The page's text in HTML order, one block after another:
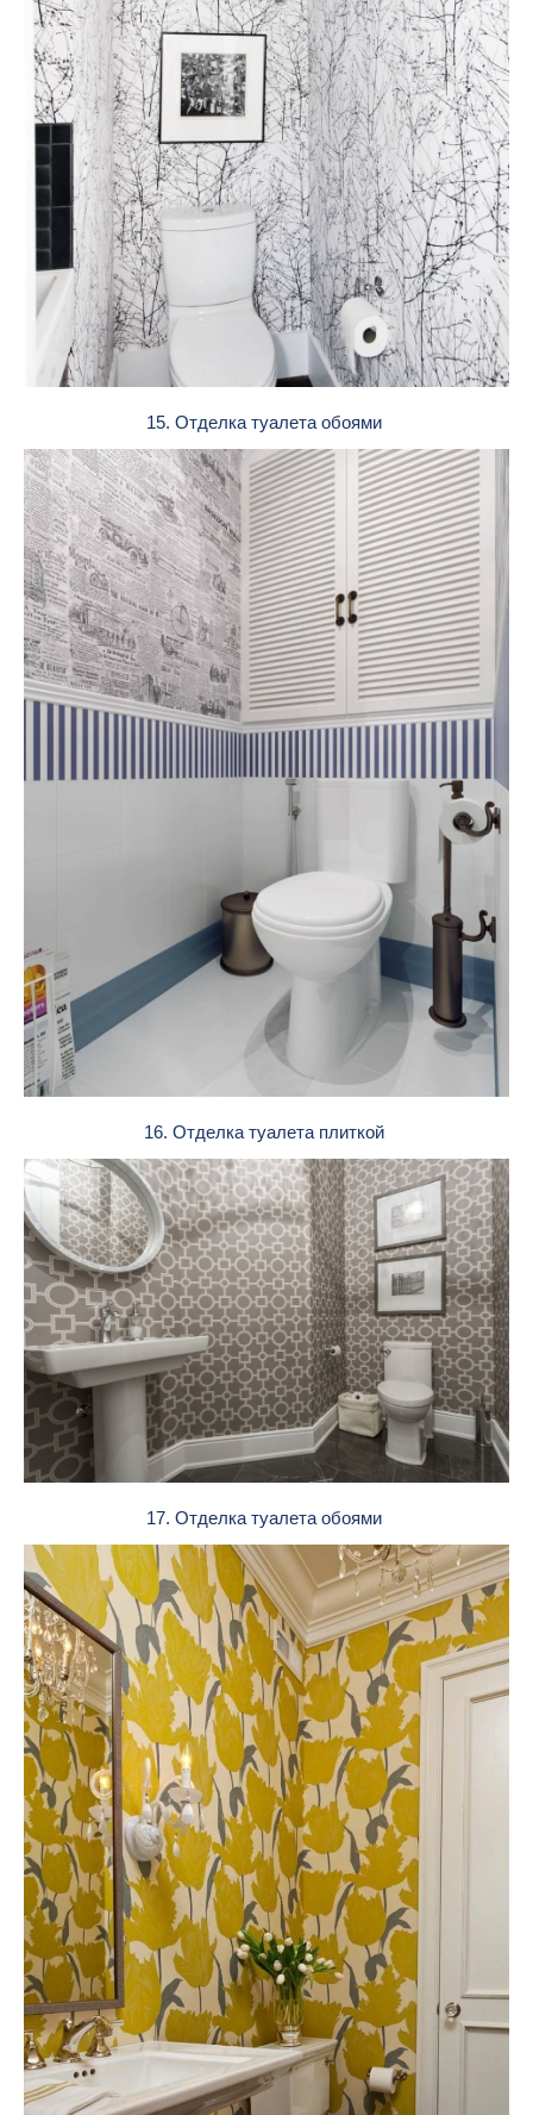
15. Отделка туалета обоями
16. Отделка туалета плиткой
17. Отделка туалета обоями